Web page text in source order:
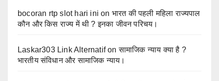
bocoran rtp slot hari ini on भारत की पहली महिला राज्यपाल
कौन और किस राज्य में थी ? इनका जीवन परिचय।
Laskar303 Link Alternatifonसामाजिक न्याय क्या है ?
भारतीय संविधान और सामाजिक न्याय।